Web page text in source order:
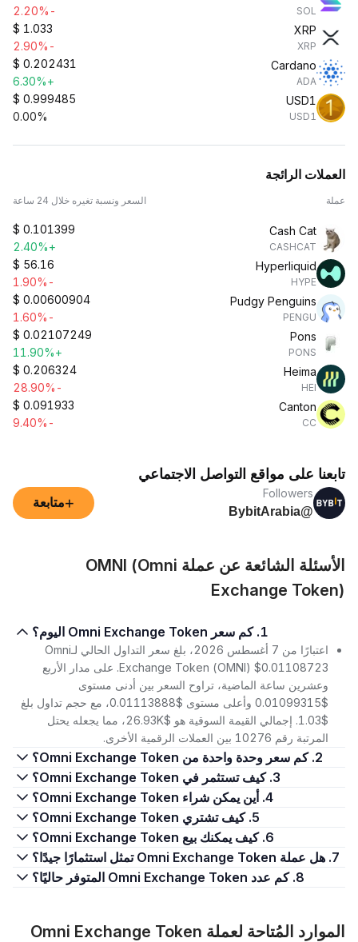
SOL
-2.20%
XRP
XRP
$ 1.033
-2.90%
Cardano
ADA
$ 0.202431
+6.30%
USD1
USD1
$ 0.999485
0.00%
العملات الرائجة
عملة السعر ونسبة تغيره خلال 24 ساعة
Cash Cat
CASHCAT
$ 0.101399
+2.40%
Hyperliquid
HYPE
$ 56.16
-1.90%
Pudgy Penguins
PENGU
$ 0.00600904
-1.60%
Pons
PONS
$ 0.02107249
+11.90%
Heima
HEI
$ 0.206324
-28.90%
Canton
CC
$ 0.091933
-9.40%
تابعنا على مواقع التواصل الاجتماعي
Followers
@BybitArabia
+متابعة
الأسئلة الشائعة عن عملة OMNI (Omni
Exchange Token)
1. كم سعر Omni Exchange Token اليوم؟
اعتبارًا من 7 أغسطس 2026، بلغ سعر التداول الحالي لـOmni
Exchange Token (OMNI) $0.01108723. على مدار الأربع
وعشرين ساعة الماضية، تراوح السعر بين أدنى مستوى
$0.01099315 وأعلى مستوى $0.01113888، مع حجم تداول بلغ
$1.03. إجمالي القيمة السوقية هو $26.93K، مما يجعله يحتل
المرتبة رقم 10276 بين العملات الرقمية الأخرى.
2. كم سعر وحدة واحدة من Omni Exchange Token؟
3. كيف تستثمر في Omni Exchange Token؟
4. أين يمكن شراء Omni Exchange Token؟
5. كيف تشتري Omni Exchange Token؟
6. كيف يمكنك بيع Omni Exchange Token؟
7. هل عملة Omni Exchange Token تمثل استثمارًا جيدًا؟
8. كم عدد Omni Exchange Token المتوفر حاليًا؟
الموارد المُتاحة لعملة Omni Exchange Token